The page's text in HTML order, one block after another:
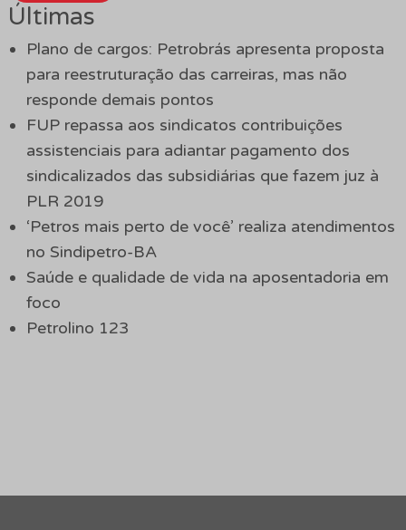
Últimas
Plano de cargos: Petrobrás apresenta proposta
para reestruturação das carreiras, mas não
responde demais pontos
FUP repassa aos sindicatos contribuições
assistenciais para adiantar pagamento dos
sindicalizados das subsidiárias que fazem juz à
PLR 2019
‘Petros mais perto de você’ realiza atendimentos
no Sindipetro-BA
Saúde e qualidade de vida na aposentadoria em
foco
Petrolino 123